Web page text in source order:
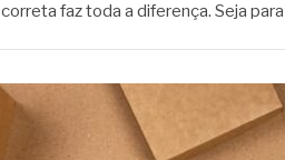
correta faz toda a diferença. Seja